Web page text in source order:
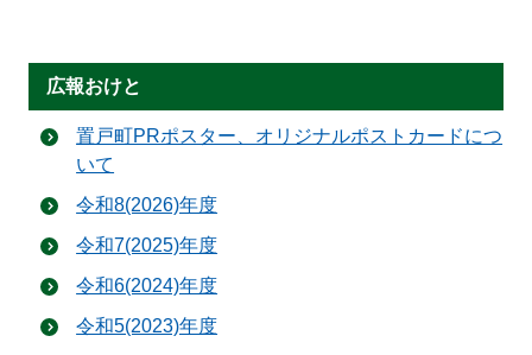
広報おけと
置戸町PRポスター、オリジナルポストカードにつ
いて
令和8(2026)年度
令和7(2025)年度
令和6(2024)年度
令和5(2023)年度